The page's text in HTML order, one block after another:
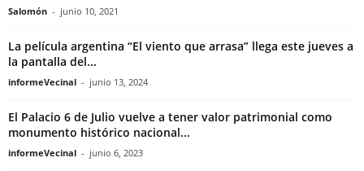
Salomón - junio 10, 2021
La película argentina “El viento que arrasa” llega este jueves a
la pantalla del...
informeVecinal - junio 13, 2024
El Palacio 6 de Julio vuelve a tener valor patrimonial como
monumento histórico nacional...
informeVecinal - junio 6, 2023